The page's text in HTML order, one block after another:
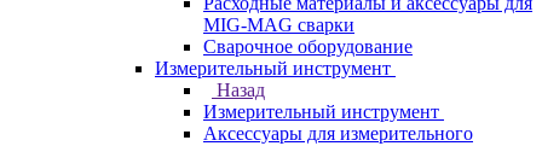
MIG-MAG сварки
Сварочное оборудование
Измерительный инструмент
Назад
Измерительный инструмент
Аксессуары для измерительного